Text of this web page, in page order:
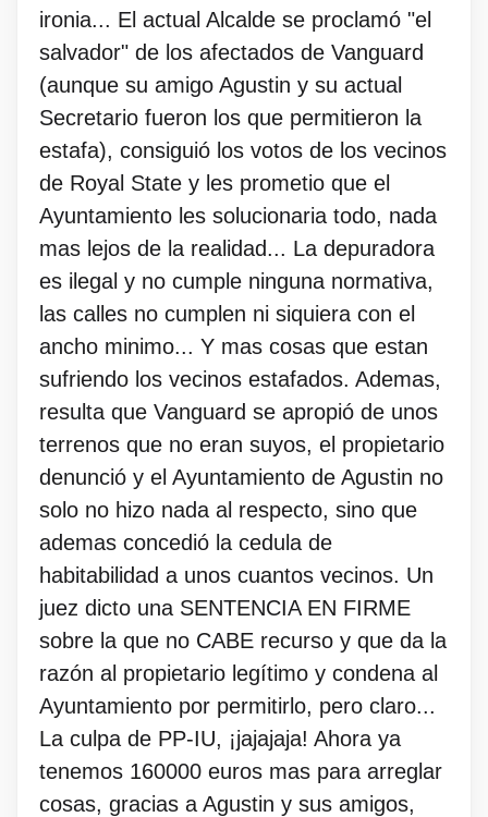
ironia... El actual Alcalde se proclamó "el
salvador" de los afectados de Vanguard
(aunque su amigo Agustin y su actual
Secretario fueron los que permitieron la
estafa), consiguió los votos de los vecinos
de Royal State y les prometio que el
Ayuntamiento les solucionaria todo, nada
mas lejos de la realidad... La depuradora
es ilegal y no cumple ninguna normativa,
las calles no cumplen ni siquiera con el
ancho minimo... Y mas cosas que estan
sufriendo los vecinos estafados. Ademas,
resulta que Vanguard se apropió de unos
terrenos que no eran suyos, el propietario
denunció y el Ayuntamiento de Agustin no
solo no hizo nada al respecto, sino que
ademas concedió la cedula de
habitabilidad a unos cuantos vecinos. Un
juez dicto una SENTENCIA EN FIRME
sobre la que no CABE recurso y que da la
razón al propietario legítimo y condena al
Ayuntamiento por permitirlo, pero claro...
La culpa de PP-IU, ¡jajajaja! Ahora ya
tenemos 160000 euros mas para arreglar
cosas, gracias a Agustin y sus amigos,